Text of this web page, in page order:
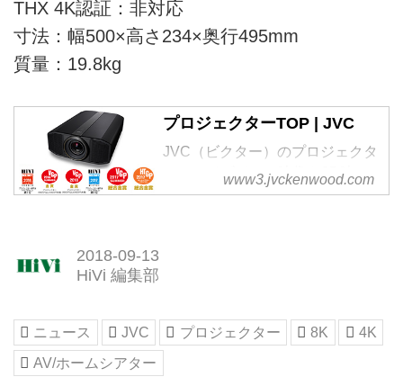
THX 4K認証：非対応
寸法：幅500×高さ234×奥行495mm
質量：19.8kg
プロジェクターTOP | JVC
JVC（ビクター）のプロジェクタ
ー。ハイビジョン映像や3D映
像、4K映像をホームシアターで
クター製品紹介ページ
www3.jvckenwood.com
2018-09-13
HiVi 編集部
ニュース JVC プロジェクター 8K
4K
AV/ホームシアター